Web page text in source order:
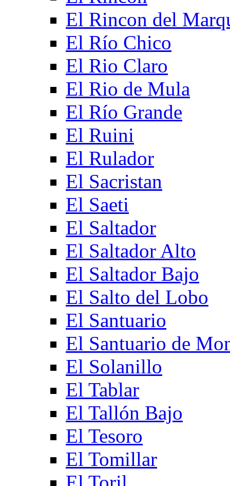
El Rincon del
El Río Chico
El Rio Claro
El Rio de Mula
El Río Grande
El Ruini
El Rulador
El Sacristan
El Saeti
El Saltador
El Saltador Alto
El Saltador Bajo
El Salto del Lobo
El Santuario
El Santuario de
El Solanillo
El Tablar
El Tallón Bajo
El Tesoro
El Tomillar